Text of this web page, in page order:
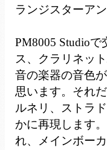
ランジスターア
PM8005 Studio
ス、クラリネッ
音の楽器の音色
思います。それ
ルネリ、ストラ
かに再現します
れ、メインボー